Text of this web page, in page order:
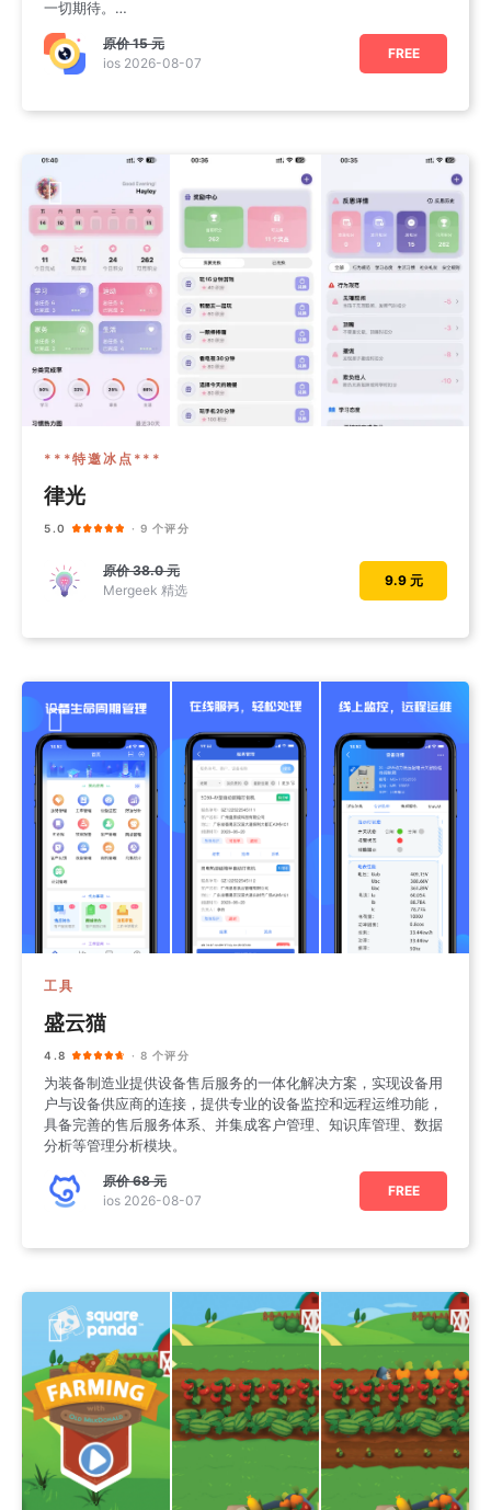
一切期待。
【美颜】
•一键美颜：智
原价15 元
ios 2026-08-07
FREE
***特邀冰点***
律光
5.0 · 9 个评分
原价38.0 元
Mergeek 精选
9.9 元
工具
盛云猫
4.8 · 8 个评分
为装备制造业提供设备售后服务的一体化解决方案，实现设备用
户与设备供应商的连接，提供专业的设备监控和远程运维功能，
具备完善的售后服务体系、并集成客户管理、知识库管理、数据
分析等管理分析模块。
原价68 元
ios 2026-08-07
FREE